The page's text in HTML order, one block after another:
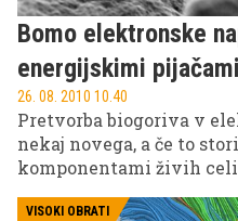
Bomo elektronske
energijskimi
26. 08. 2010 10.40
Pretvorba biogoriva v
nekaj novega, a če to
komponentami živih
področju bio in nano
VISOKI OBRATI